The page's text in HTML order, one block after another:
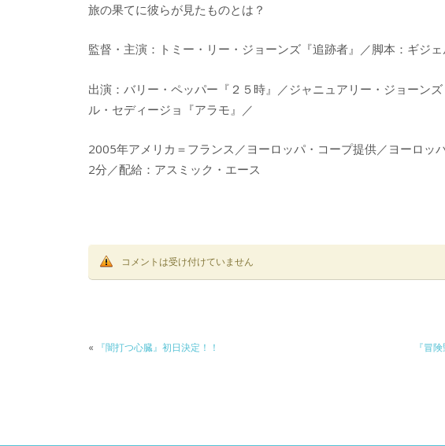
旅の果てに彼らが見たものとは？
監督・主演：トミー・リー・ジョーンズ『追跡者』／脚本：ギジェ
出演：バリー・ペッパー『２５時』／ジャニュアリー・ジョーン
ル・セディージョ『アラモ』／
2005年アメリカ＝フランス／ヨーロッパ・コープ提供／ヨーロッ
2分／配給：アスミック・エース
コメントは受け付けていません
« 『闇打つ心臓』初日決定！！
『冒